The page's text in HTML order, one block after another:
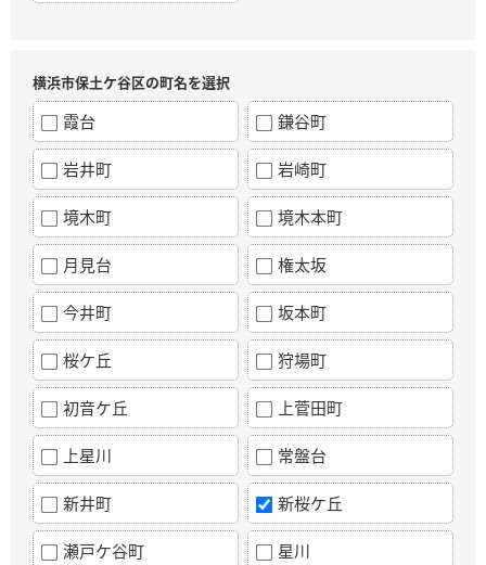
横浜市保土ケ谷区の町名を選択
霞台 鎌谷町
岩井町 岩崎町
境木町 境木本町
月見台 権太坂
今井町 坂本町
桜ケ丘 狩場町
初音ケ丘 上菅田町
上星川 常盤台
新井町 新桜ケ丘
瀬戸ケ谷町 星川